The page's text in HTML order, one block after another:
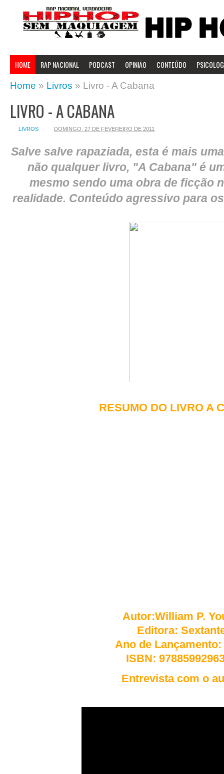
HOME RAP NACIONAL PODCAST OPINIÃO CONTEÚDO
Home » Livros » Livro - A Cabana
LIVRO - A CABANA
LIVROS DOMINGO, 27 DE FEVEREIRO DE 2011
Salve salve rapaziada, esta é mais
não qualquer livro, "A Cabana" é
mesmo sendo uma obra de ficção
realidade. Conteúdo agressivo para
RESUMO DO LIVRO A
Autor:William P.
Editora:
Ano de Lançamento:
ISBN:
Entrevista com o